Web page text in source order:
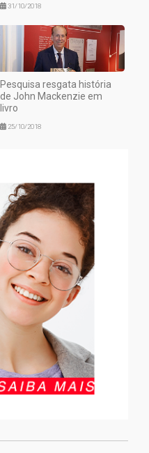
31/10/2018
Pesquisa resgata história
de John Mackenzie em
livro
25/10/2018